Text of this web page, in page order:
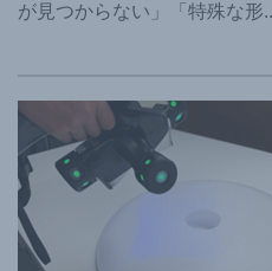
が見つからない」「特殊な形